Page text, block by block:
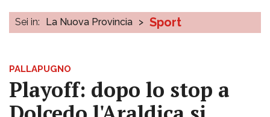
Sei in: La Nuova Provincia > Sport
PALLAPUGNO
Playoff: dopo lo stop a